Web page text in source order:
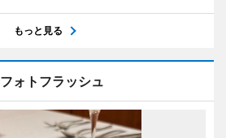
もっと見る
フォトフラッシュ